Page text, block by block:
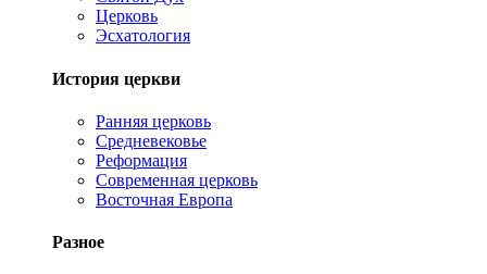
Церковь
Эсхатология
История церкви
Ранняя церковь
Средневековье
Реформация
Современная церковь
Восточная Европа
Разное